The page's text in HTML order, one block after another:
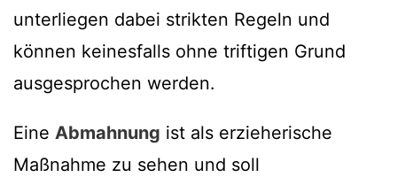
unterliegen dabei strikten Regeln und
können keinesfalls ohne triftigen Grund
ausgesprochen werden.
Eine Abmahnung ist als erzieherische
Maßnahme zu sehen und soll